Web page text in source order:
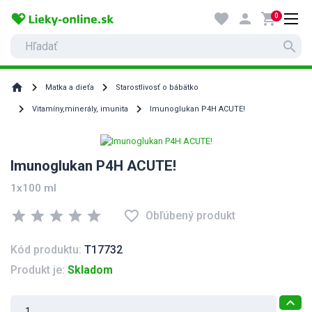
search
favorite person shopping_cart0
home Matka a dieťa Starostlivosť o bábätko
Vitamíny,minerály, imunita Imunoglukan P4H ACUTE!
Imunoglukan P4H ACUTE!
1x100 ml
star star star star star favorite_border Obľúbený produkt
Kód produktu: T17732
Produkt je: Skladom